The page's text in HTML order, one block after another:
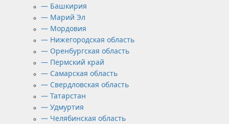
— Башкирия
— Марий Эл
— Мордовия
— Нижегородская область
— Оренбургская область
— Пермский край
— Самарская область
— Свердловская область
— Татарстан
— Удмуртия
— Челябинская область